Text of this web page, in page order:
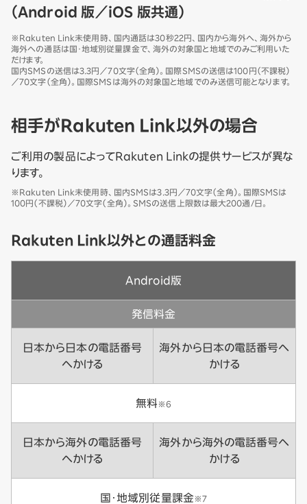
（Android 版／iOS 版共通）
※Rakuten Link未使用時、国内通話は30秒22円、国内から海外へ、海外から
海外への通話は国・地域別従量課金で、海外の対象国と地域でのみご利用いた
だけます。
国内SMSの送信は3.3円／70文字（全角）。国際SMSの送信は100円（不課税）
／70文字（全角）。国際SMSは海外の対象国と地域でのみ送信可能となります。
相手がRakuten Link以外の場合
ご利用の製品によってRakuten Linkの提供サービスが異な
ります。
※Rakuten Link未使用時、国内SMSは3.3円／70文字（全角）。国際SMSは
100円（不課税）／70文字（全角）。SMSの送信上限数は最大200通/日。
Rakuten Link以外との通話料金
Android版
発信料金
日本から日本の電話番号
へかける
海外から日本の電話番号へ
かける
無料 ※6
日本から海外の電話番号
へかける
海外から海外の電話番号へ
かける
国・地域別従量課金 ※7